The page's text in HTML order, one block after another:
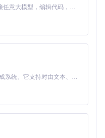
好的电子课本。
更高效
立文件夹，对下载的电子
Claude Code 的开源替代方案。连接任意大模型，编辑代码，运行命令，自动验证 — 全自动执行。用 Rust 构建，极致性能。 ｜ An open-source alternative to Claude Code. Connect any LLM, edit code, run commands, and verify changes — autonomously. Built in Rust for speed. Get Started
MiniMax H3 是一个通用的全模态生成系统。它支持对由文本、图像、视频和音频组成的多模态上下文进行统一理解，并能生成分辨率高达 2K、时长可达 15 秒的带原生立体声音频的视频。得益于面向任务泛化的系统设计，H3 在预训练阶段就已具备广泛的多模态上下文理解与生成能力，能够出色地执行复杂的多模态指令。